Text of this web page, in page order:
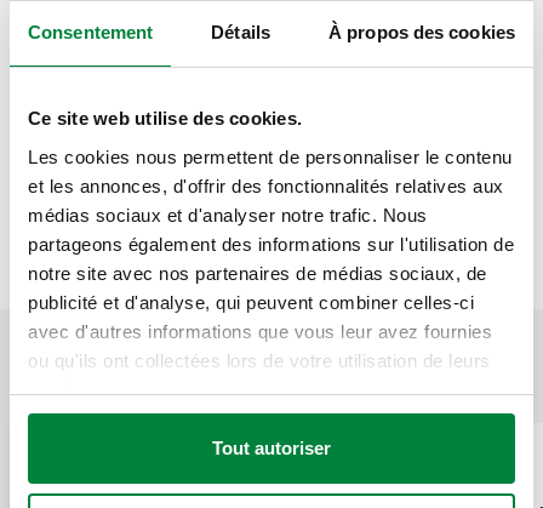
Consentement Détails À propos des cookies
Ce site web utilise des cookies.
Les cookies nous permettent de personnaliser le contenu
et les annonces, d'offrir des fonctionnalités relatives aux
médias sociaux et d'analyser notre trafic. Nous
partageons également des informations sur l'utilisation de
notre site avec nos partenaires de médias sociaux, de
publicité et d'analyse, qui peuvent combiner celles-ci
avec d'autres informations que vous leur avez fournies
ou qu'ils ont collectées lors de votre utilisation de leurs
services.
Tout autoriser
Texte d’appel d’offres
groupe de sécurité chauffe-eau. Cartouche et filtre
extractibles. Raccord 1: G 3/4" A (ISO 228-1) M. Raccord 2: G
3/4" (ISO 228-1) F, écrou tournant. Pression maxi en amont:
16 bar. Plage de température du fluide: 2–40 °C. Plage de
réglage de la pression: 1–6 bar. Finition: nickelé. Matériel:
laiton.
ced49187-3a07-45c7-b64d-
a3cf90bc2358
Montrer
Copier
APPLICATIONS